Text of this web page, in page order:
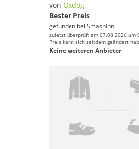
von Oxdog
Bester Preis
gefunden bei SmashInn
zuletzt überprüft am 07.08.2026 um
Preis kann sich seitdem geändert
Keine weiteren Anbieter